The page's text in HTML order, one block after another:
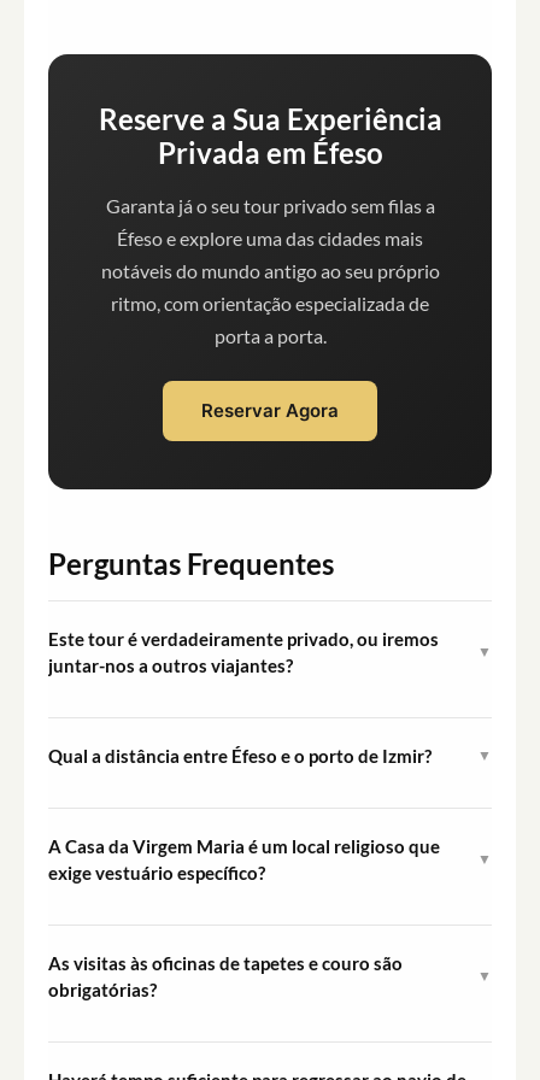
Reserve a Sua Experiência
Privada em Éfeso
Garanta já o seu tour privado sem filas a
Éfeso e explore uma das cidades mais
notáveis do mundo antigo ao seu próprio
ritmo, com orientação especializada de
porta a porta.
Reservar Agora
Perguntas Frequentes
Este tour é verdadeiramente privado, ou iremos
juntar-nos a outros viajantes?
▼
grupo desde a recolha até à entrega.
Qual a distância entre Éfeso e o porto de Izmir? ▼
trânsito. A duração total do tour contempla este tempo
A Casa da Virgem Maria é um local religioso que
exige vestuário específico?
▼
modesta, o que normalmente implica ombros e joelhos
As visitas às oficinas de tapetes e couro são
obrigatórias?
▼